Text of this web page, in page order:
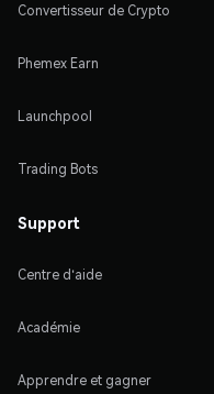
Convertisseur de Crypto
Phemex Earn
Launchpool
Trading Bots
Support
Centre d'aide
Académie
Apprendre et gagner